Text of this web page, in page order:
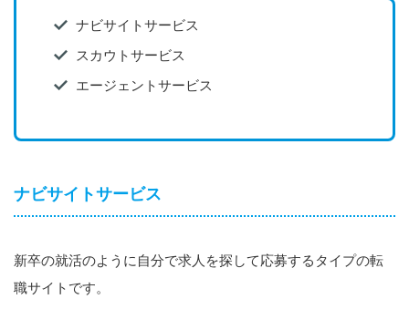
ナビサイトサービス
スカウトサービス
エージェントサービス
ナビサイトサービス
新卒の就活のように自分で求人を探して応募するタイプの転
職サイトです。